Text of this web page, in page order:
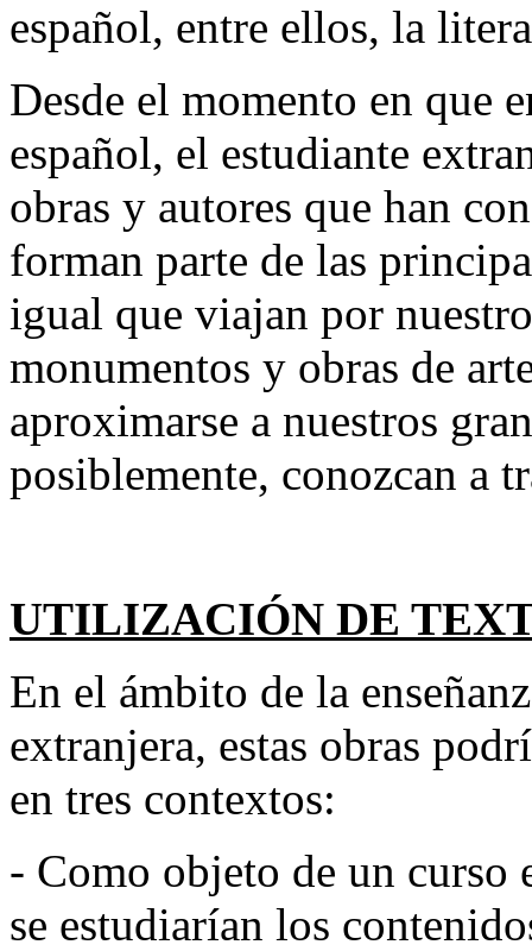
español, entre ellos, la
Desde el momento en que
español, el estudiante
obras y autores que han
forman parte de las
igual que viajan por
monumentos y obras de
aproximarse a nuestros
posiblemente, conozcan a
UTILIZACIÓN DE
En el ámbito de la
extranjera, estas obras
en tres contextos:
- Como objeto de un curso
se estudiarían los